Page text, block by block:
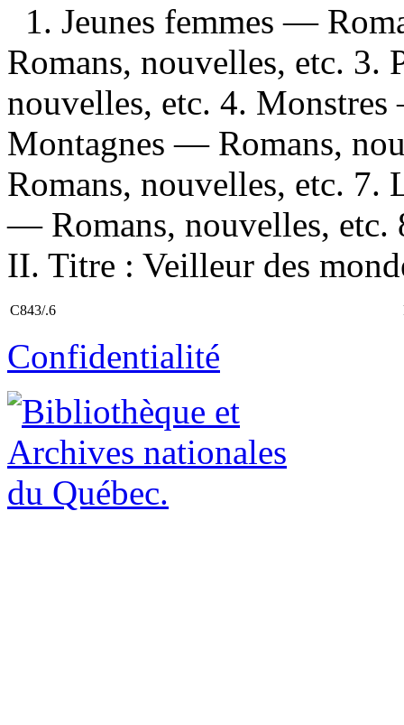
1. Jeunes femmes —
Romans, nouvelles, etc. 3.
nouvelles, etc. 4.
Montagnes — Romans,
Romans, nouvelles, etc. 7.
— Romans, nouvelles, etc.
II. Titre : Veilleur des
C843/.6
Confidentialité